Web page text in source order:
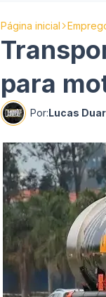
Página inicial
para
Por:Lucas